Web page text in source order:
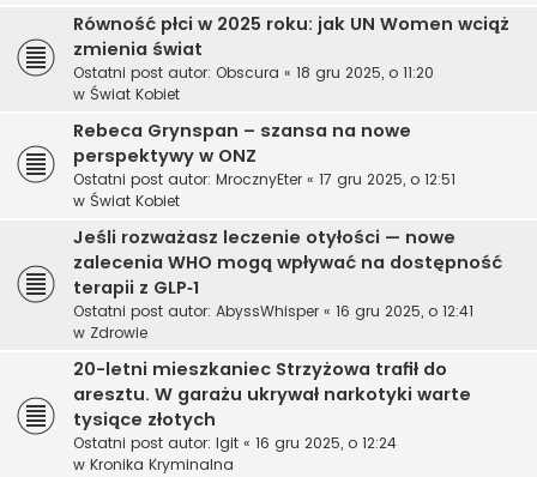
Równość płci w 2025 roku: jak UN Women wciąż
zmienia świat
Ostatni post autor: Obscura « 18 gru 2025, o 11:20
w Świat Kobiet
Rebeca Grynspan – szansa na nowe
perspektywy w ONZ
Ostatni post autor: MrocznyEter « 17 gru 2025, o 12:51
w Świat Kobiet
Jeśli rozważasz leczenie otyłości — nowe
zalecenia WHO mogą wpływać na dostępność
terapii z GLP‑1
Ostatni post autor: AbyssWhisper « 16 gru 2025, o 12:41
w Zdrowie
20-letni mieszkaniec Strzyżowa trafił do
aresztu. W garażu ukrywał narkotyki warte
tysiące złotych
Ostatni post autor: Igit « 16 gru 2025, o 12:24
w Kronika Kryminalna